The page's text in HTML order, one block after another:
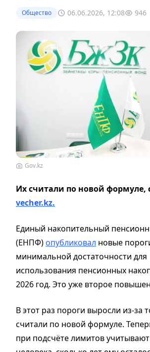
Общество 06.06.2026, 12:08 946
Gov.kz
Их считали по новой формуле,
vecher.kz.
Единый накопительный
(ЕНПФ) опубликовал новые
минимальной достаточности для
использования пенсионных
2026 год. Это уже второе
В этот раз пороги выросли из-за
считали по новой формуле.
при подсчёте лимитов